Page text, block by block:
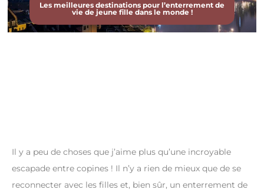
Les meilleures destinations pour l’enterrement de
vie de jeune fille dans le monde !
Il y a peu de choses que j’aime plus qu’une incroyable
escapade entre copines ! Il n’y a rien de mieux que de se
reconnecter avec les filles et, bien sûr, un enterrement de